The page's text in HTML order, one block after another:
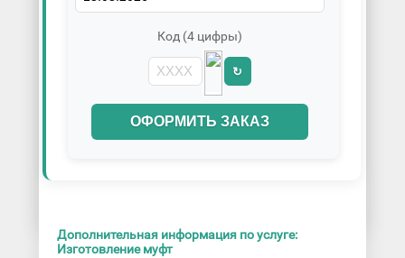
Код (4 цифры)
↻
ОФОРМИТЬ ЗАКАЗ
Дополнительная информация по услуге:
Изготовление муфт